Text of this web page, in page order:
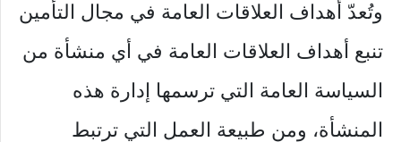
وتُعدّ أهداف العلاقات العامة في مجال التأمين
تنبع أهداف العلاقات العامة في أي منشأة من
السياسة العامة التي ترسمها إدارة هذه
المنشأة، ومن طبيعة العمل التي ترتبط